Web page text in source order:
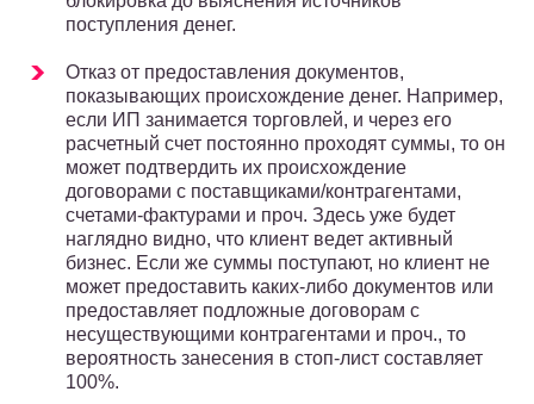
поступления денег.
Отказ от предоставления документов,
показывающих происхождение денег. Например,
если ИП занимается торговлей, и через его
расчетный счет постоянно проходят суммы, то он
может подтвердить их происхождение
договорами с поставщиками/контрагентами,
счетами-фактурами и проч. Здесь уже будет
наглядно видно, что клиент ведет активный
бизнес. Если же суммы поступают, но клиент не
может предоставить каких-либо документов или
предоставляет подложные договорам с
несуществующими контрагентами и проч., то
вероятность занесения в стоп-лист составляет
100%.